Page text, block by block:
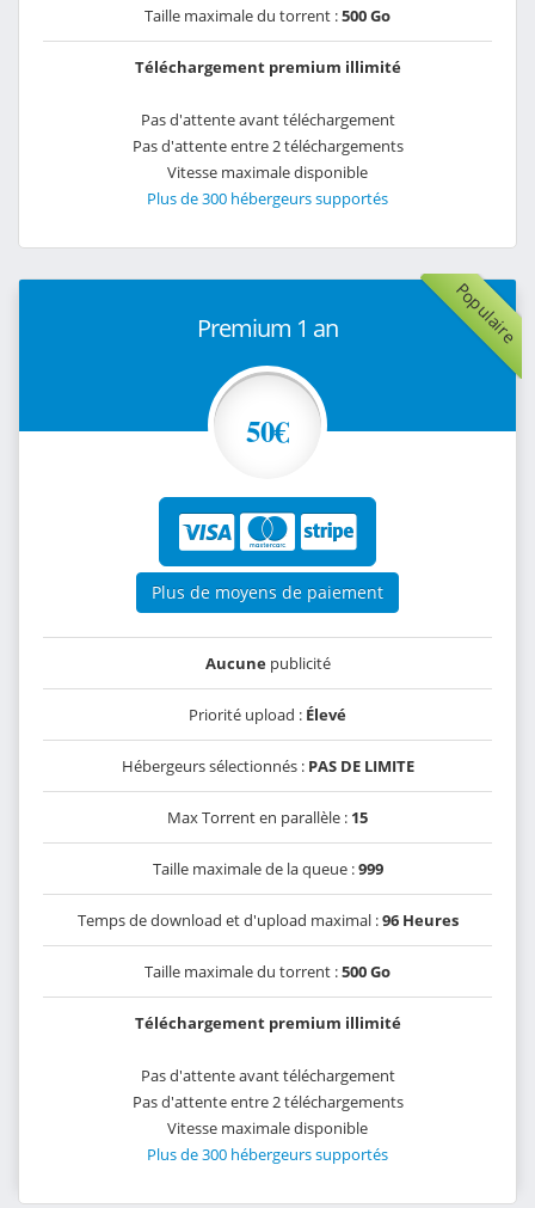
Taille maximale du torrent :500 Go
Téléchargement premium illimité
Pas d'attente avant téléchargement
Pas d'attente entre 2 téléchargements
Vitesse maximale disponible
Plus de 300 hébergeurs supportés
Populaire
Premium 1 an
50€
Plus de moyens de paiement
Aucunepublicité
Priorité upload : Élevé
Hébergeurs sélectionnés : PAS DE LIMITE
Max Torrent en parallèle : 15
Taille maximale de la queue :999
Temps de download et d'upload maximal :96 Heures
Taille maximale du torrent :500 Go
Téléchargement premium illimité
Pas d'attente avant téléchargement
Pas d'attente entre 2 téléchargements
Vitesse maximale disponible
Plus de 300 hébergeurs supportés